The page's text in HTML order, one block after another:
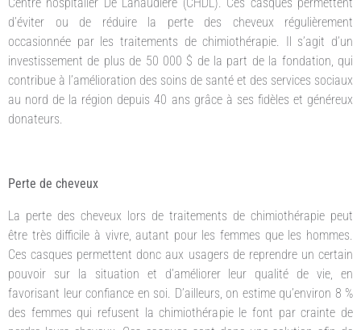
Centre hospitalier De Lanaudière (CHDL). Ces casques permettent
d’éviter ou de réduire la perte des cheveux régulièrement
occasionnée par les traitements de chimiothérapie. Il s’agit d’un
investissement de plus de 50 000 $ de la part de la fondation, qui
contribue à l’amélioration des soins de santé et des services sociaux
au nord de la région depuis 40 ans grâce à ses fidèles et généreux
donateurs.
Perte de cheveux
La perte des cheveux lors de traitements de chimiothérapie peut
être très difficile à vivre, autant pour les femmes que les hommes.
Ces casques permettent donc aux usagers de reprendre un certain
pouvoir sur la situation et d’améliorer leur qualité de vie, en
favorisant leur confiance en soi. D’ailleurs, on estime qu’environ 8 %
des femmes qui refusent la chimiothérapie le font par crainte de